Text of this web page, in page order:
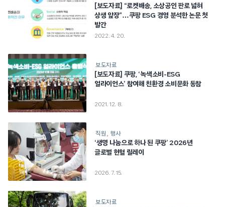
[보도자료] “로켓배송, 소상공인 판로 넓혀
상생 앞장”…쿠팡 ESG 경영 분석한 논문 첫
발간
2022. 4. 20.
보도자료
[보도자료] 쿠팡, ‘녹색소비-ESG
얼라이언스’ 참여해 친환경 소비문화 동참
2021. 12. 8.
직원 행사
‘생명 나눔으로 하나 된 쿠팡’ 2026년
글로벌 헌혈 릴레이
2026. 7. 15.
보도자료